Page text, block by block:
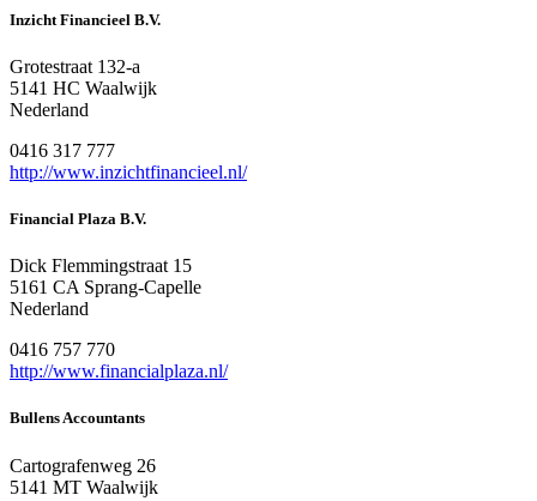
Inzicht Financieel B.V.
Grotestraat 132-a
5141 HC Waalwijk
Nederland
0416 317 777
http://www.inzichtfinancieel.nl/
Financial Plaza B.V.
Dick Flemmingstraat 15
5161 CA Sprang-Capelle
Nederland
0416 757 770
http://www.financialplaza.nl/
Bullens Accountants
Cartografenweg 26
5141 MT Waalwijk